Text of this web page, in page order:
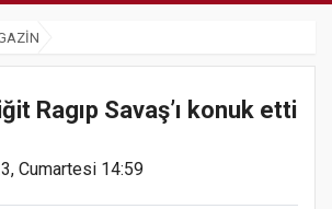
Ragıp Savaş’ı konuk etti
Cumartesi 14:59